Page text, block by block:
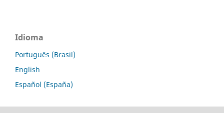
Idioma
Português (Brasil)
English
Español (España)